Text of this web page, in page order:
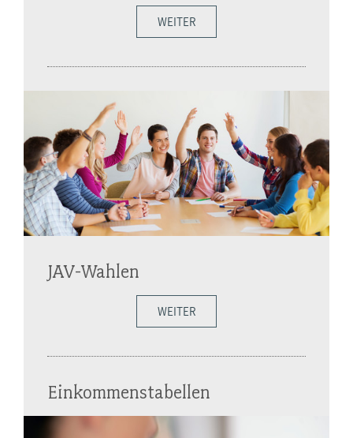
WEITER
JAV-Wahlen
WEITER
Einkommenstabellen